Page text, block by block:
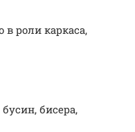
роли каркаса,
бисера,